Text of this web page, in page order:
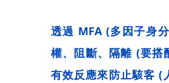
透過 MFA (多因子身
權、阻斷、隔離 (要搭
有效反應來防止駭客 (